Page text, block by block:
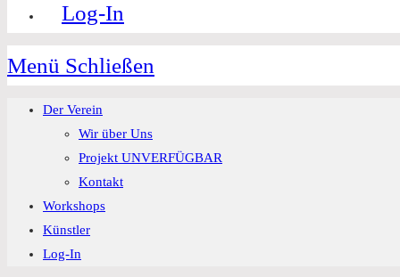
Log-In
Menü Schließen
Der Verein
Wir über Uns
Projekt UNVERFÜGBAR
Kontakt
Workshops
Künstler
Log-In